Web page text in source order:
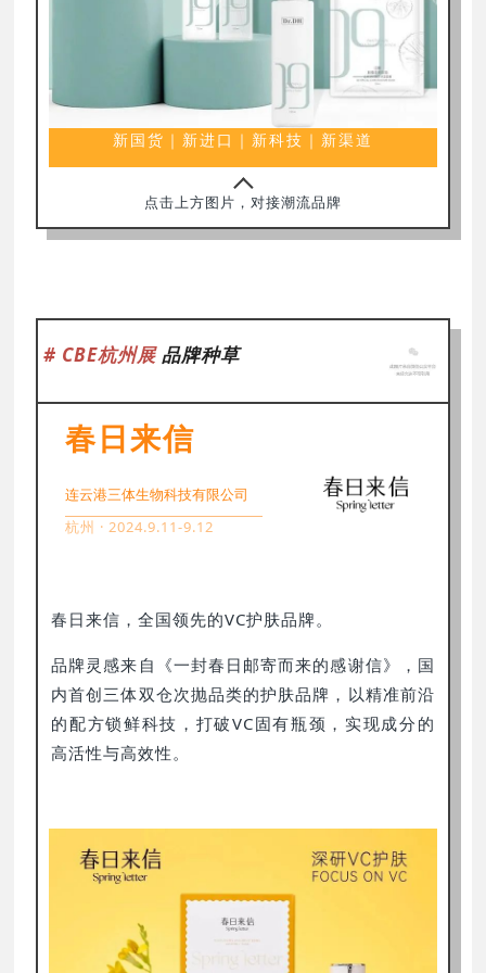
新国货｜新进口｜新科技｜新渠道
点击上方图片，对接潮流品牌
# CBE杭州展 品牌种草
春日来信
连云港三体生物科技有限公司
杭州 · 2024.9.11-9.12
春日来信，全国领先的VC护肤品牌。
品牌灵感来自《一封春日邮寄而来的感谢信》，国
内首创三体双仓次抛品类的护肤品牌，以精准前沿
的配方锁鲜科技，打破VC固有瓶颈，实现成分的
高活性与高效性。